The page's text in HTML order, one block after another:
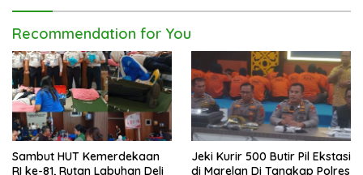
Recommendation for You
Sambut HUT Kemerdekaan
RI ke-81, Rutan Labuhan Deli
Jeki Kurir 500 Butir Pil Ekstasi
di Marelan Di Tangkap Polres